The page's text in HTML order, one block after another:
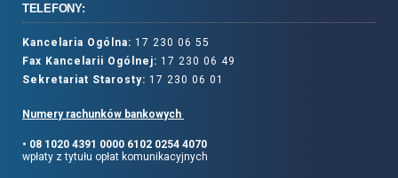
TELEFONY:
Kancelaria Ogólna: 17 230 06 55
Fax Kancelarii Ogólnej: 17 230 06 49
Sekretariat Starosty: 17 230 06 01
Numery rachunków bankowych
• 08 1020 4391 0000 6102 0254 4070
wpłaty z tytułu opłat komunikacyjnych